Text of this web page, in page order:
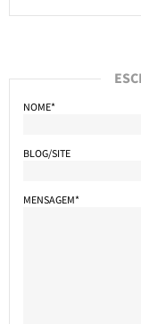
NOME*
BLOG/SITE
MENSAGEM*